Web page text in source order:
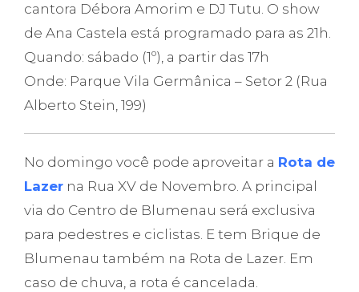
cantora Débora Amorim e DJ Tutu. O show
de Ana Castela está programado para as 21h.
Quando: sábado (1º), a partir das 17h
Onde: Parque Vila Germânica – Setor 2 (Rua
Alberto Stein, 199)
No domingo você pode aproveitar a Rota de
Lazer na Rua XV de Novembro. A principal
via do Centro de Blumenau será exclusiva
para pedestres e ciclistas. E tem Brique de
Blumenau também na Rota de Lazer. Em
caso de chuva, a rota é cancelada.